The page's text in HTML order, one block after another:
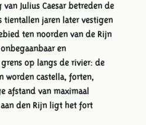
Julius Caesar betreden de
tientallen jaren later vestigen
ten noorden van de Rijn
en
op langs de rivier: de
worden castella, forten,
afstand van maximaal
den Rijn ligt het fort